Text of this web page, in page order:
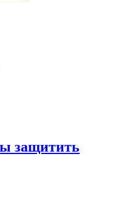
защитить